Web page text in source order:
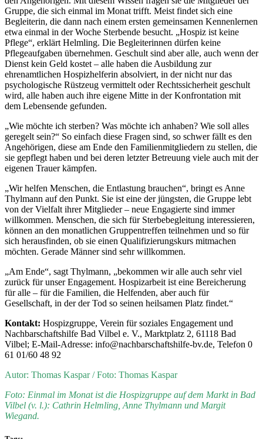
Gruppe, die sich einmal im Monat trifft. Meist findet sich eine
Begleiterin, die dann nach einem ersten gemeinsamen Kennenlernen
etwa einmal in der Woche Sterbende besucht. „Hospiz ist keine
Pflege“, erklärt Helmling. Die Begleiterinnen dürfen keine
Pflegeaufgaben übernehmen. Geschult sind aber alle, auch wenn der
Dienst kein Geld kostet – alle haben die Ausbildung zur
ehrenamtlichen Hospizhelferin absolviert, in der nicht nur das
psychologische Rüstzeug vermittelt oder Rechtssicherheit geschult
wird, alle haben auch ihre eigene Mitte in der Konfrontation mit
dem Lebensende gefunden.
„Wie möchte ich sterben? Was möchte ich anhaben? Wie soll alles
geregelt sein?“ So einfach diese Fragen sind, so schwer fällt es den
Angehörigen, diese am Ende den Familienmitgliedern zu stellen, die
sie gepflegt haben und bei deren letzter Betreuung viele auch mit der
eigenen Trauer kämpfen.
„Wir helfen Menschen, die Entlastung brauchen“, bringt es Anne
Thylmann auf den Punkt. Sie ist eine der jüngsten, die Gruppe lebt
von der Vielfalt ihrer Mitglieder – neue Engagierte sind immer
willkommen. Menschen, die sich für Sterbebegleitung interessieren,
können an den monatlichen Gruppentreffen teilnehmen und so für
sich herausfinden, ob sie einen Qualifizierungskurs mitmachen
möchten. Gerade Männer sind sehr willkommen.
„Am Ende“, sagt Thylmann, „bekommen wir alle auch sehr viel
zurück für unser Engagement. Hospizarbeit ist eine Bereicherung
für alle – für die Familien, die Helfenden, aber auch für
Gesellschaft, in der der Tod so seinen heilsamen Platz findet.“
Kontakt: Hospizgruppe, Verein für soziales Engagement und
Nachbarschaftshilfe Bad Vilbel e. V., Marktplatz 2, 61118 Bad
Vilbel; E-Mail-Adresse: info@nachbarschaftshilfe-bv.de, Telefon 0
61 01/60 48 92
Autor: Thomas Kaspar / Foto: Thomas Kaspar
Foto: Einmal im Monat ist die Hospizgruppe auf dem Markt in Bad
Vilbel (v. l.): Cathrin Helmling, Anne Thylmann und Margit
Wiegand.